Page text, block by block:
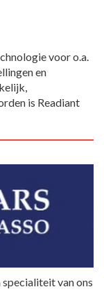
voor o.a.
en
is Readiant
specialiteit van ons